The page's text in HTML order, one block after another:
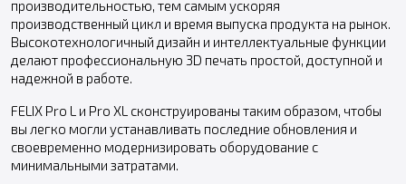
производительностью, тем самым ускоряя
производственный цикл и время выпуска продукта на рынок.
Высокотехнологичный дизайн и интеллектуальные функции
делают профессиональную 3D печать простой, доступной и
надежной в работе.
FELIX Pro L и Pro XL сконструированы таким образом, чтобы
вы легко могли устанавливать последние обновления и
своевременно модернизировать оборудование с
минимальными затратами.